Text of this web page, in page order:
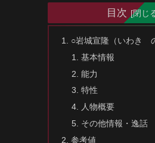
目次
○岩城宣隆（いわき
基本情報
能力
特性
人物概要
その他情報・逸話
参考値